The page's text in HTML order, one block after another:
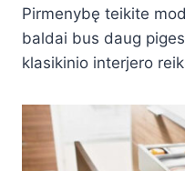
Pirmenybę teikite
baldai bus daug
klasikinio interjero